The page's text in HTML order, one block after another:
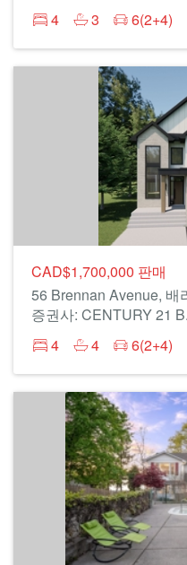
4
3 6(2+4)
CAD$1,700,000 판매
56 Brennan Avenue, 배
증권사: CENTURY 21
4
4 6(2+4)